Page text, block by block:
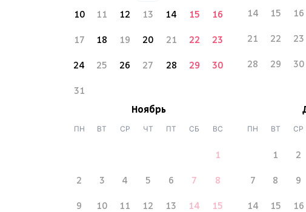
10 11 12 13 14 15 16
17 18 19 20 21 22 23
24 25 26 27 28 29 30
31
14 15 16
21 22 23
28 29 30
Ноябрь
ПН ВТ СР ЧТ ПТ СБ ВС
1
2 3 4 5 6 7 8
9 10 11 12 13 14 15
ПН ВТ СР
1 2
7 8 9
14 15 16